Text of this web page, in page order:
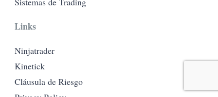
Links
Ninjatrader
Kinetick
Cláusula de Riesgo